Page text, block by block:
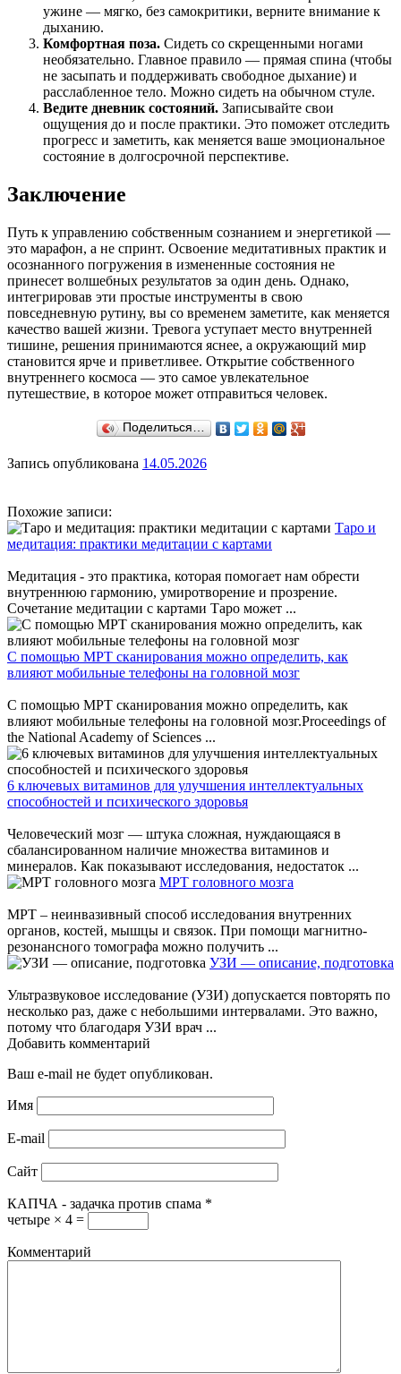
ужине — мягко, без самокритики, верните внимание к
дыханию.
Комфортная поза. Сидеть со скрещенными ногами
необязательно. Главное правило — прямая спина (чтобы
не засыпать и поддерживать свободное дыхание) и
расслабленное тело. Можно сидеть на обычном стуле.
Ведите дневник состояний. Записывайте свои
ощущения до и после практики. Это поможет отследить
прогресс и заметить, как меняется ваше эмоциональное
состояние в долгосрочной перспективе.
Заключение
Путь к управлению собственным сознанием и энергетикой —
это марафон, а не спринт. Освоение медитативных практик и
осознанного погружения в измененные состояния не
принесет волшебных результатов за один день. Однако,
интегрировав эти простые инструменты в свою
повседневную рутину, вы со временем заметите, как меняется
качество вашей жизни. Тревога уступает место внутренней
тишине, решения принимаются яснее, а окружающий мир
становится ярче и приветливее. Открытие собственного
внутреннего космоса — это самое увлекательное
путешествие, в которое может отправиться человек.
Поделиться…
Запись опубликована 14.05.2026
Похожие записи:
Таро и
медитация: практики медитации с картами
Медитация - это практика, которая помогает нам обрести
внутреннюю гармонию, умиротворение и прозрение.
Сочетание медитации с картами Таро может ...
С помощью МРТ сканирования можно определить, как
влияют мобильные телефоны на головной мозг
С помощью МРТ сканирования можно определить, как
влияют мобильные телефоны на головной мозг.Proceedings of
the National Academy of Sciences ...
6 ключевых витаминов для улучшения интеллектуальных
способностей и психического здоровья
Человеческий мозг — штука сложная, нуждающаяся в
сбалансированном наличие множества витаминов и
минералов. Как показывают исследования, недостаток ...
МРТ головного мозга
МРТ – неинвазивный способ исследования внутренних
органов, костей, мышцы и связок. При помощи магнитно-
резонансного томографа можно получить ...
УЗИ — описание, подготовка
Ультразвуковое исследование (УЗИ) допускается повторять по
несколько раз, даже с небольшими интервалами. Это важно,
потому что благодаря УЗИ врач ...
Добавить комментарий
Ваш e-mail не будет опубликован.
Имя
E-mail
Сайт
КАПЧА - задачка против спама *
четыре × 4 =
Комментарий